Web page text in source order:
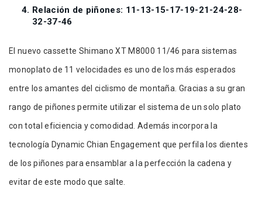
Relación de piñones: 11-13-15-17-19-21-24-28-
32-37-46
El nuevo cassette Shimano XT M8000 11/46 para sistemas
monoplato de 11 velocidades es uno de los más esperados
entre los amantes del ciclismo de montaña. Gracias a su gran
rango de piñones permite utilizar el sistema de un solo plato
con total eficiencia y comodidad. Además incorpora la
tecnología Dynamic Chian Engagement que perfila los dientes
de los piñones para ensamblar a la perfección la cadena y
evitar de este modo que salte.